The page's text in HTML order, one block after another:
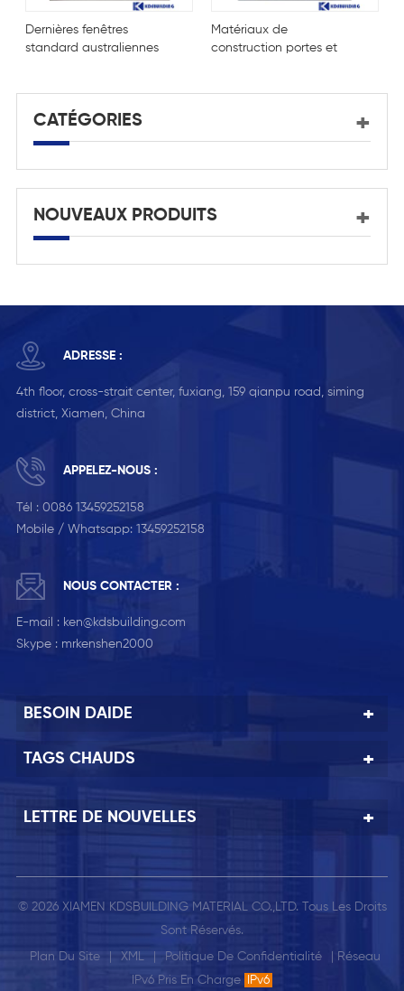
Dernières fenêtres
standard australiennes
Matériaux de
construction portes et
CATÉGORIES
NOUVEAUX PRODUITS
ADRESSE :
4th floor, cross-strait center, fuxiang, 159 qianpu road, siming
district, Xiamen, China
APPELEZ-NOUS :
Tél : 0086 13459252158
Mobile / Whatsapp: 13459252158
NOUS CONTACTER :
E-mail : ken@kdsbuilding.com
Skype : mrkenshen2000
BESOIN DAIDE
TAGS CHAUDS
LETTRE DE NOUVELLES
© 2026 XIAMEN KDSBUILDING MATERIAL CO.,LTD. Tous Les Droits
Sont Réservés.
Plan Du Site XML Politique De Confidentialité
| Réseau
IPv6 Pris En Charge
IPv6